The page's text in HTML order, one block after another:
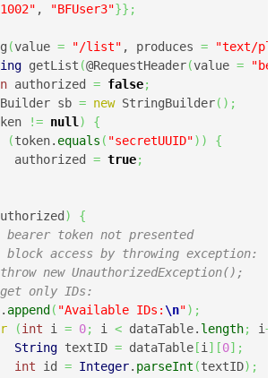
, "BFUser3"}} ;
(value = "/list" , produces =
"text/
getList (@RequestHeader(value =
authorized = false;
sb
= new StringBuilder( ) ;
!= null )
{
(token. equals ( "secretUUID") )
{
authorized
= true;
)
{
token not presented
access by throwing exception:
new UnauthorizedException();
only IDs:
append ( "Available IDs: \n") ;
(int i = 0; i < dataTable. length; i
String textID = dataTable [i ] [0] ;
int id = Integer. parseInt (textID) ;